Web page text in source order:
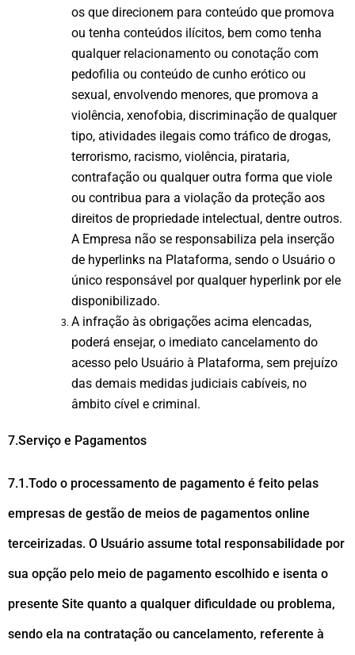
os que direcionem para conteúdo que promova
ou tenha conteúdos ilícitos, bem como tenha
qualquer relacionamento ou conotação com
pedofilia ou conteúdo de cunho erótico ou
sexual, envolvendo menores, que promova a
violência, xenofobia, discriminação de qualquer
tipo, atividades ilegais como tráfico de drogas,
terrorismo, racismo, violência, pirataria,
contrafação ou qualquer outra forma que viole
ou contribua para a violação da proteção aos
direitos de propriedade intelectual, dentre outros.
A Empresa não se responsabiliza pela inserção
de hyperlinks na Plataforma, sendo o Usuário o
único responsável por qualquer hyperlink por ele
disponibilizado.
A infração às obrigações acima elencadas,
poderá ensejar, o imediato cancelamento do
acesso pelo Usuário à Plataforma, sem prejuízo
das demais medidas judiciais cabíveis, no
âmbito cível e criminal.
7.Serviço e Pagamentos
7.1.Todo o processamento de pagamento é feito pelas
empresas de gestão de meios de pagamentos online
terceirizadas. O Usuário assume total responsabilidade por
sua opção pelo meio de pagamento escolhido e isenta o
presente Site quanto a qualquer dificuldade ou problema,
sendo ela na contratação ou cancelamento, referente à